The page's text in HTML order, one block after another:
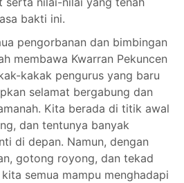
bakti ini.
pengorbanan dan bimbingan
membawa Kwarran Pekuncen
kakak pengurus yang baru
selamat bergabung dan
Kita berada di titik awal
dan tentunya banyak
di depan. Namun, dengan
gotong royong, dan tekad
semua mampu menghadapi